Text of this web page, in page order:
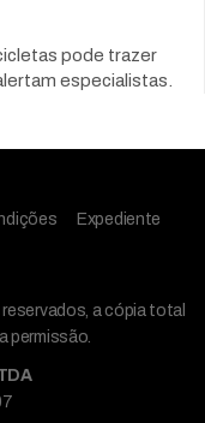
pode trazer
especialistas.
Expediente
a cópia total
permissão.